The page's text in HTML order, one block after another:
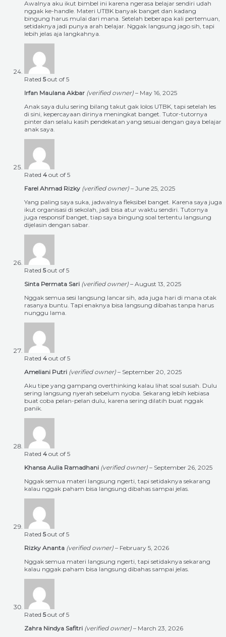
Awalnya aku ikut bimbel ini karena ngerasa belajar sendiri udah
nggak ke-handle. Materi UTBK banyak banget dan kadang
bingung harus mulai dari mana. Setelah beberapa kali pertemuan,
setidaknya jadi punya arah belajar. Nggak langsung jago sih, tapi
lebih jelas aja langkahnya.
Rated 5out of 5
Irfan Maulana Akbar (verified owner) – May 16, 2025
Anak saya dulu sering bilang takut gak lolos UTBK, tapi setelah les
di sini, kepercayaan dirinya meningkat banget. Tutor-tutornya
pinter dan selalu kasih pendekatan yang sesuai dengan gaya belajar
anak saya.
Rated 4 out of 5
Farel Ahmad Rizky (verified owner) – June 25, 2025
Yang paling saya suka, jadwalnya fleksibel banget. Karena saya juga
ikut organisasi di sekolah, jadi bisa atur waktu sendiri. Tutornya
juga responsif banget, tiap saya bingung soal tertentu langsung
dijelasin dengan sabar.
Rated 5out of 5
Sinta Permata Sari (verified owner) – August 13, 2025
Nggak semua sesi langsung lancar sih, ada juga hari di mana otak
rasanya buntu. Tapi enaknya bisa langsung dibahas tanpa harus
nunggu lama.
Rated 4 out of 5
Ameliani Putri (verified owner) – September 20, 2025
Aku tipe yang gampang overthinking kalau lihat soal susah. Dulu
sering langsung nyerah sebelum nyoba. Sekarang lebih kebiasa
buat coba pelan-pelan dulu, karena sering dilatih buat nggak
panik.
Rated 4 out of 5
Khansa Aulia Ramadhani (verified owner) – September 26, 2025
Nggak semua materi langsung ngerti, tapi setidaknya sekarang
kalau nggak paham bisa langsung dibahas sampai jelas.
Rated 5out of 5
Rizky Ananta (verified owner) – February 5, 2026
Nggak semua materi langsung ngerti, tapi setidaknya sekarang
kalau nggak paham bisa langsung dibahas sampai jelas.
Rated 5out of 5
Zahra Nindya Safitri (verified owner) – March 23, 2026